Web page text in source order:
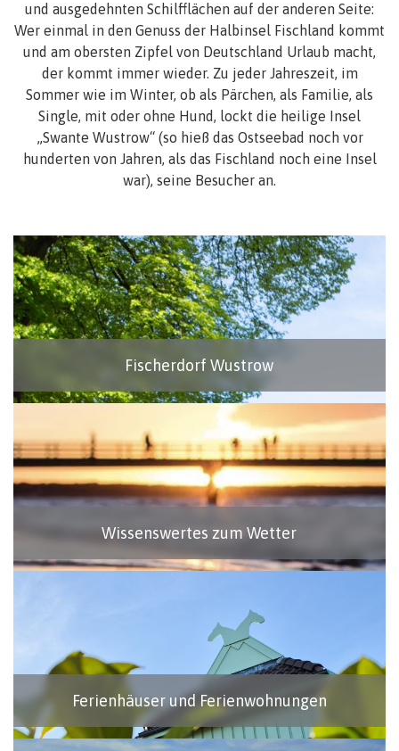
und ausgedehnten Schilfflächen auf der anderen Seite:
Wer einmal in den Genuss der Halbinsel Fischland kommt
und am obersten Zipfel von Deutschland Urlaub macht,
der kommt immer wieder. Zu jeder Jahreszeit, im
Sommer wie im Winter, ob als Pärchen, als Familie, als
Single, mit oder ohne Hund, lockt die heilige Insel
„Swante Wustrow“ (so hieß das Ostseebad noch vor
hunderten von Jahren, als das Fischland noch eine Insel
war), seine Besucher an.
Fischerdorf Wustrow
Wissenswertes zum Wetter
Ferienhäuser und Ferienwohnungen